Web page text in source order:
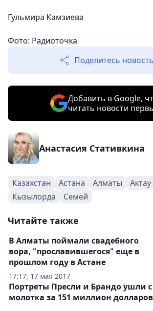
Гульмира Камзиева
Фото: Радиоточка
Поделитесь
Добавить в Google,
читать новости
Анастасия Стативкина
Казахстан Астана Алматы Актау
Кызылорда
Семей
Читайте также
17:17, 17 мая 2017
В Алматы поймали свадебного
вора, "прославившегося" еще в
прошлом году в Астане
Портреты Пресли и Брандо ушли с
молотка за 151 миллион долларов